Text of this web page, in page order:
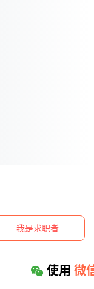
我是求职者
使用 微